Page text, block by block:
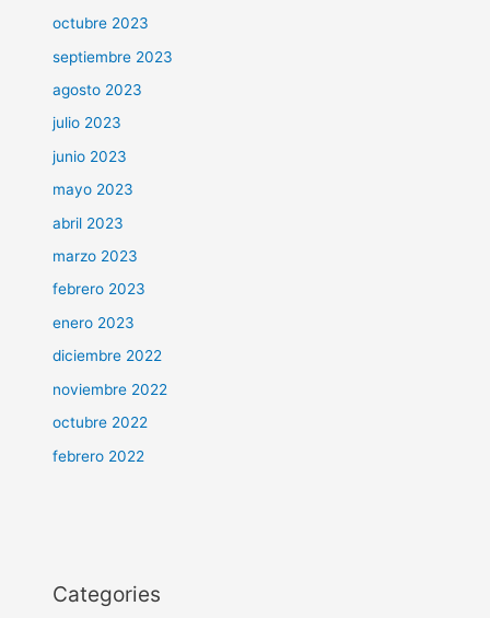
octubre 2023
septiembre 2023
agosto 2023
julio 2023
junio 2023
mayo 2023
abril 2023
marzo 2023
febrero 2023
enero 2023
diciembre 2022
noviembre 2022
octubre 2022
febrero 2022
Categories